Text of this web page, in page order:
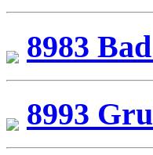
8983
8993